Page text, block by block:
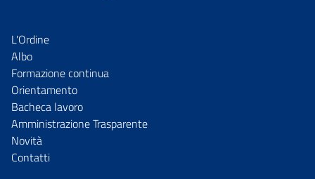
L'Ordine
Albo
Formazione continua
Orientamento
Bacheca lavoro
Amministrazione Trasparente
Novità
Contatti